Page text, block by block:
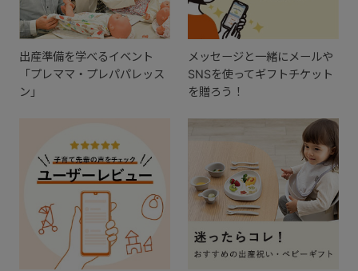
出産準備を学べるイベント
「プレママ・プレパパレッス
ン」
メッセージと一緒にメールや
SNSを使ってギフトチケット
を贈ろう！